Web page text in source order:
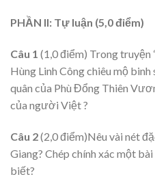
PHẦN II: Tự luận (5,0 điểm)
Câu 1 (1,0 điểm) Trong truyện
Hùng Linh Công chiêu mộ
quân của Phù Đổng Thiên
của người Việt ?
Câu 2(2,0 điểm)Nêu vài nét
Giang? Chép chính xác một
biết?